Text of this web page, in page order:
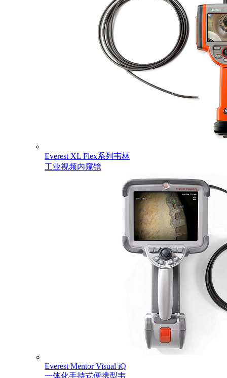
Everest XL Flex系列韦林
工业视频内窥镜
Everest Mentor Visual iQ
一体化手持式便携型韦